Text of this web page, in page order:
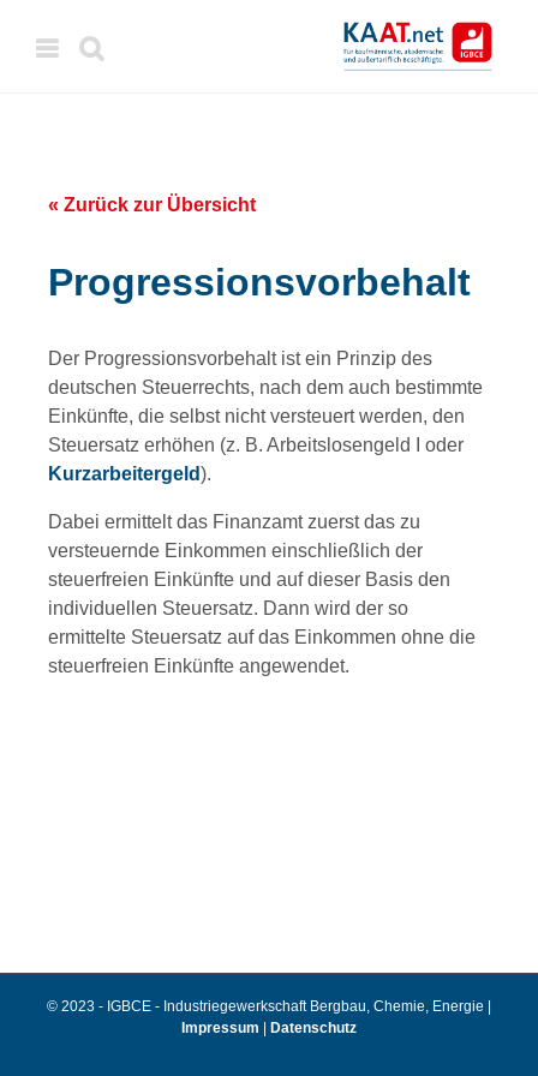
« Zurück zur Übersicht
Progressionsvorbehalt
Der Progressionsvorbehalt ist ein Prinzip des
deutschen Steuerrechts, nach dem auch bestimmte
Einkünfte, die selbst nicht versteuert werden, den
Steuersatz erhöhen (z. B. Arbeitslosengeld I oder
Kurzarbeitergeld).
Dabei ermittelt das Finanzamt zuerst das zu
versteuernde Einkommen einschließlich der
steuerfreien Einkünfte und auf dieser Basis den
individuellen Steuersatz. Dann wird der so
ermittelte Steuersatz auf das Einkommen ohne die
steuerfreien Einkünfte angewendet.
© 2023 - IGBCE - Industriegewerkschaft Bergbau, Chemie, Energie |
Impressum
Datenschutz